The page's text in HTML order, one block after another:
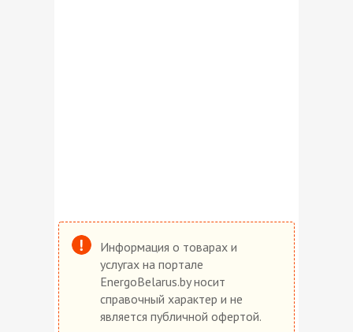
Информация о товарах и
услугах на портале
EnergoBelarus.by носит
справочный характер и не
является публичной офертой.